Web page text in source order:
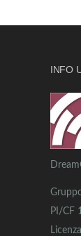
INFO
PI/CF